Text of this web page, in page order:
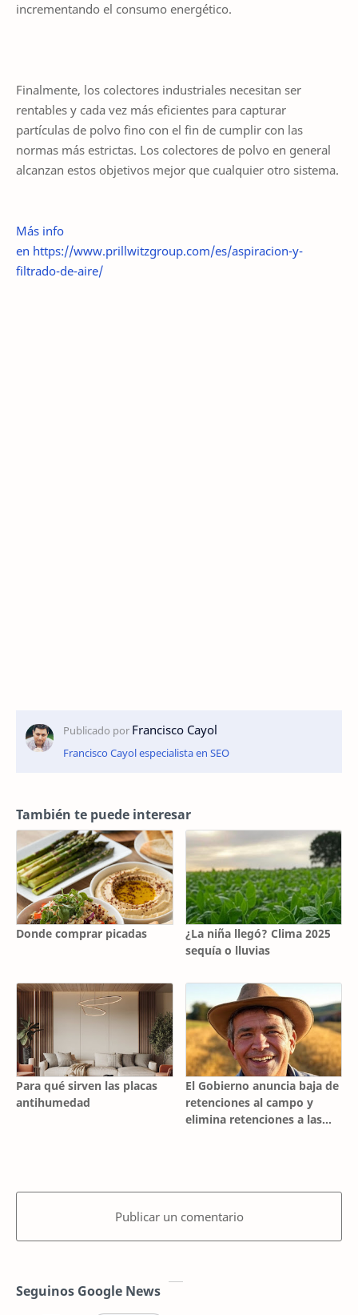
incrementando el consumo energético.
Finalmente, los colectores industriales necesitan ser
rentables y cada vez más eficientes para capturar
partículas de polvo fino con el fin de cumplir con las
normas más estrictas. Los colectores de polvo en general
alcanzan estos objetivos mejor que cualquier otro sistema.
Más info
en https://www.prillwitzgroup.com/es/aspiracion-y-
filtrado-de-aire/
Francisco Cayol especialista en SEO
También te puede interesar
Donde comprar picadas
¿La niña llegó? Clima 2025
sequía o lluvias
Para qué sirven las placas
antihumedad
El Gobierno anuncia baja de
retenciones al campo y
elimina retenciones a las
Publicar un comentario
Seguinos Google News